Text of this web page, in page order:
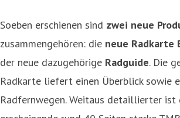
Soeben erschienen sind zwei neue
zusammengehören: die neue Radkarte
der neue dazugehörige Radguide. Die
Radkarte liefert einen Überblick sowie
Radfernwegen. Weitaus detaillierter